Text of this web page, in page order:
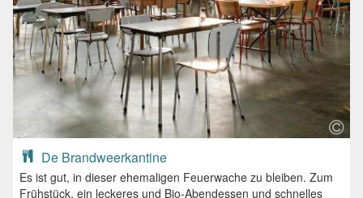
De Brandweerkantine
Es ist gut, in dieser ehemaligen Feuerwache zu bleiben. Zum
Frühstück, ein leckeres und Bio-Abendessen und schnelles